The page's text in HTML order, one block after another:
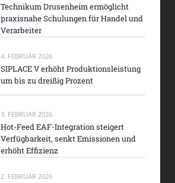
Technikum Drusenheim ermöglicht
praxisnahe Schulungen für Handel und
Verarbeiter
4. FEBRUAR 2026
SIPLACE V erhöht Produktionsleistung
um bis zu dreißig Prozent
3. FEBRUAR 2026
Hot-Feed EAF-Integration steigert
Verfügbarkeit, senkt Emissionen und
erhöht Effizienz
2. FEBRUAR 2026